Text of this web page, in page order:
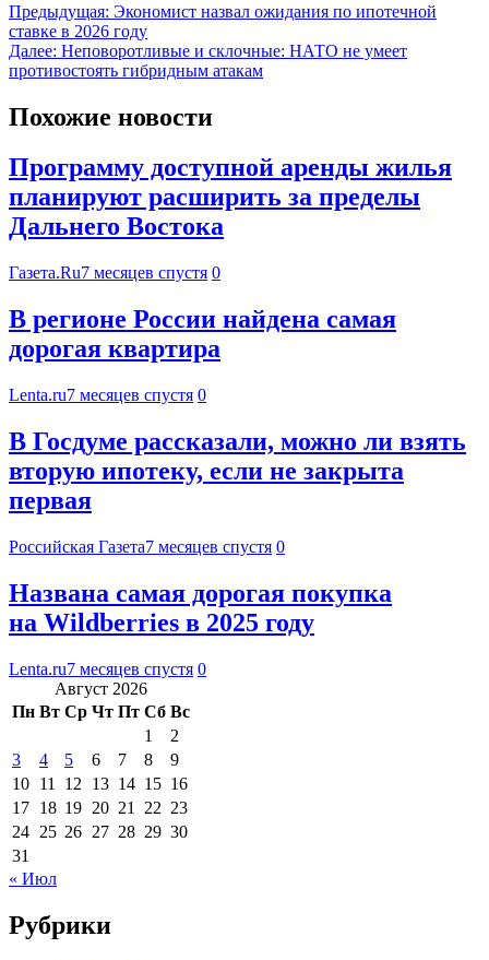
Предыдущая: Экономист назвал ожидания по ипотечной
ставке в 2026 году
Далее: Неповоротливые и склочные: НАТО не умеет
противостоять гибридным атакам
Похожие новости
Программу доступной аренды жилья
планируют расширить за пределы
Дальнего Востока
Газета.Ru7 месяцев спустя 0
В регионе России найдена самая
дорогая квартира
Lenta.ru7 месяцев спустя 0
В Госдуме рассказали, можно ли взять
вторую ипотеку, если не закрыта
первая
Российская Газета7 месяцев спустя 0
Названа самая дорогая покупка
на Wildberries в 2025 году
Lenta.ru7 месяцев спустя 0
Август 2026
Пн Вт Ср Чт Пт Сб Вс
1
2
3
4 5 6 7 8
9
10 11 12 13 14 15 16
17 18 19 20 21 22 23
24 25 26 27 28 29 30
31
« Июл
Рубрики